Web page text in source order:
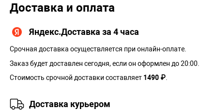
Доставка и оплата
Яндекс.Доставка за 4 часа
Срочная доставка осуществляется при онлайн-оплате.
Заказ будет доставлен сегодня, если он оформлен до 20:00.
Стоимость срочной доставки составляет 1490 ₽
Доставка курьером